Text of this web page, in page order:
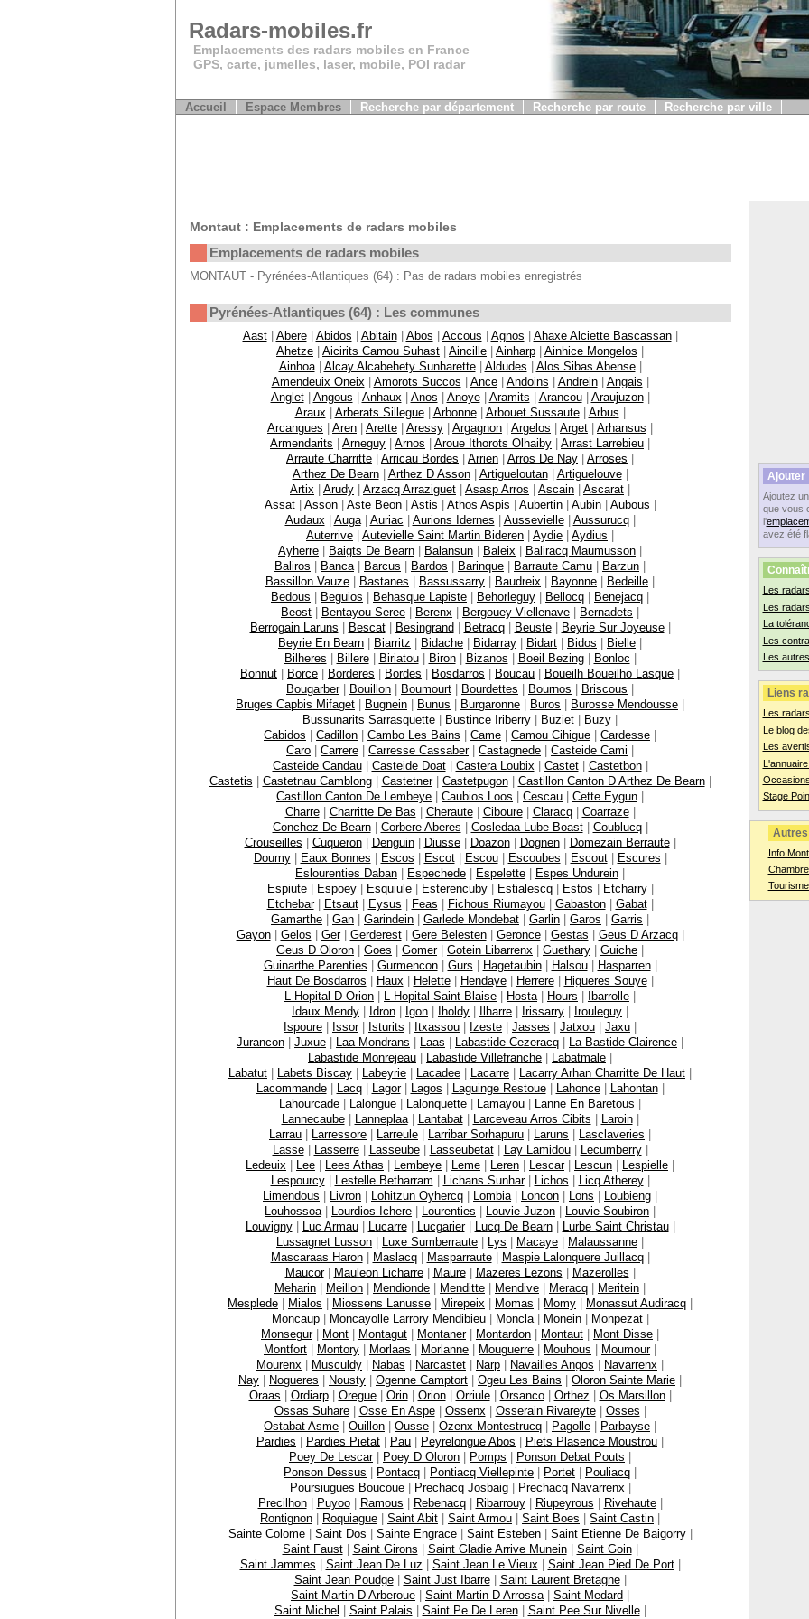
Radars-mobiles.fr
Emplacements des radars mobiles en France
GPS, carte, jumelles, laser, mobile, POI radar
Accueil Espace Membres Recherche par département Recherche par route Recherche par ville
Ajouter
Ajoutez un
que vous
l'
avez été
Les
Les
La
Les
Les
Liens
Les
Le blog
Les
Stage
Info
Montaut : Emplacements de radars mobiles
Emplacements de radars mobiles
MONTAUT - Pyrénées-Atlantiques (64) : Pas de radars mobiles enregistrés
Pyrénées-Atlantiques (64) : Les communes
Aast| Abere| Abidos | Abitain| Abos | Accous | Agnos | Ahaxe Alciette Bascassan|
Ahetze | Aicirits Camou Suhast | Aincille | Ainharp | Ainhice Mongelos |
Ainhoa| Alcay Alcabehety Sunharette| Aldudes | Alos Sibas Abense|
Amendeuix Oneix | Amorots Succos | Ance| Andoins | Andrein| Angais |
Anglet| Angous | Anhaux | Anos | Anoye| Aramits | Arancou| Araujuzon|
Araux | Arberats Sillegue| Arbonne| Arbouet Sussaute| Arbus |
Arcangues | Aren | Arette | Aressy | Argagnon | Argelos | Arget | Arhansus |
Armendarits | Arneguy | Arnos | Aroue Ithorots Olhaiby | Arrast Larrebieu |
Arraute Charritte | Arricau Bordes | Arrien | Arros De Nay | Arroses |
Arthez De Bearn| Arthez D Asson| Artigueloutan| Artiguelouve|
Artix | Arudy | Arzacq Arraziguet | Asasp Arros | Ascain | Ascarat |
Assat| Asson| Aste Beon| Astis | Athos Aspis | Aubertin| Aubin| Aubous |
Audaux | Auga| Auriac | Aurions Idernes | Aussevielle| Aussurucq|
Auterrive | Autevielle Saint Martin Bideren | Aydie | Aydius |
Ayherre | Baigts De Bearn | Balansun | Baleix | Baliracq Maumusson |
Baliros | Banca | Barcus | Bardos | Barinque | Barraute Camu | Barzun |
Bassillon Vauze | Bastanes | Bassussarry | Baudreix | Bayonne | Bedeille |
Bedous | Beguios | Behasque Lapiste | Behorleguy | Bellocq | Benejacq |
Beost | Bentayou Seree | Berenx | Bergouey Viellenave | Bernadets |
Berrogain Laruns | Bescat| Besingrand| Betracq| Beuste| Beyrie Sur Joyeuse|
Beyrie En Bearn | Biarritz | Bidache | Bidarray | Bidart | Bidos | Bielle |
Bilheres | Billere| Biriatou| Biron| Bizanos | Boeil Bezing| Bonloc |
Bonnut | Borce | Borderes | Bordes | Bosdarros | Boucau | Boueilh Boueilho Lasque |
Bougarber| Bouillon | Boumourt | Bourdettes | Bournos | Briscous |
Bruges Capbis Mifaget | Bugnein | Bunus | Burgaronne | Buros | Burosse Mendousse |
Bussunarits Sarrasquette | Bustince Iriberry | Buziet | Buzy |
Cabidos | Cadillon | Cambo Les Bains | Came | Camou Cihigue | Cardesse |
Caro | Carrere | Carresse Cassaber| Castagnede | Casteide Cami |
Casteide Candau| Casteide Doat| Castera Loubix | Castet| Castetbon|
Castetis | Castetnau Camblong| Castetner| Castetpugon| Castillon Canton D Arthez De Bearn|
Castillon Canton De Lembeye | Caubios Loos | Cescau | Cette Eygun |
Charre| Charritte De Bas | Cheraute| Ciboure| Claracq| Coarraze|
Conchez De Bearn| Corbere Aberes | Cosledaa Lube Boast| Coublucq|
Crouseilles | Cuqueron| Denguin| Diusse| Doazon| Dognen| Domezain Berraute|
Doumy| Eaux Bonnes | Escos | Escot| Escou| Escoubes | Escout| Escures |
Eslourenties Daban | Espechede | Espelette | Espes Undurein |
Espiute| Espoey| Esquiule| Esterencuby| Estialescq| Estos | Etcharry|
Etchebar| Etsaut| Eysus | Feas | Fichous Riumayou| Gabaston| Gabat|
Gamarthe | Gan | Garindein | Garlede Mondebat | Garlin | Garos | Garris |
Gayon| Gelos | Ger| Gerderest| Gere Belesten| Geronce| Gestas | Geus D Arzacq|
Geus D Oloron | Goes | Gomer| Gotein Libarrenx | Guethary | Guiche |
Guinarthe Parenties | Gurmencon| Gurs | Hagetaubin| Halsou| Hasparren|
Haut De Bosdarros | Haux | Helette| Hendaye| Herrere| Higueres Souye|
L Hopital D Orion | L Hopital Saint Blaise | Hosta | Hours | Ibarrolle |
Idaux Mendy | Idron | Igon | Iholdy | Ilharre | Irissarry | Irouleguy |
Ispoure | Issor| Isturits | Itxassou | Izeste | Jasses | Jatxou | Jaxu |
Jurancon | Juxue | Laa Mondrans | Laas | Labastide Cezeracq | La Bastide Clairence |
Labastide Monrejeau | Labastide Villefranche | Labatmale |
Labatut | Labets Biscay | Labeyrie | Lacadee | Lacarre | Lacarry Arhan Charritte De Haut |
Lacommande| Lacq| Lagor| Lagos | Laguinge Restoue| Lahonce| Lahontan|
Lahourcade | Lalongue | Lalonquette | Lamayou | Lanne En Baretous |
Lannecaube| Lanneplaa| Lantabat| Larceveau Arros Cibits | Laroin|
Larrau | Larressore | Larreule | Larribar Sorhapuru | Laruns | Lasclaveries |
Lasse| Lasserre| Lasseube| Lasseubetat| Lay Lamidou| Lecumberry|
Ledeuix | Lee | Lees Athas | Lembeye | Leme | Leren | Lescar| Lescun | Lespielle |
Lespourcy| Lestelle Betharram | Lichans Sunhar| Lichos | Licq Atherey|
Limendous | Livron | Lohitzun Oyhercq | Lombia | Loncon | Lons | Loubieng |
Louhossoa | Lourdios Ichere | Lourenties | Louvie Juzon | Louvie Soubiron |
Louvigny| Luc Armau| Lucarre| Lucgarier| Lucq De Bearn| Lurbe Saint Christau|
Lussagnet Lusson | Luxe Sumberraute | Lys | Macaye | Malaussanne |
Mascaraas Haron| Maslacq| Masparraute| Maspie Lalonquere Juillacq|
Maucor| Mauleon Licharre| Maure| Mazeres Lezons | Mazerolles |
Meharin | Meillon | Mendionde | Menditte | Mendive | Meracq | Meritein |
Mesplede | Mialos | Miossens Lanusse | Mirepeix | Momas | Momy | Monassut Audiracq |
Moncaup| Moncayolle Larrory Mendibieu| Moncla| Monein| Monpezat|
Monsegur| Mont | Montagut | Montaner| Montardon | Montaut | Mont Disse |
Montfort | Montory | Morlaas | Morlanne | Mouguerre | Mouhous | Moumour|
Mourenx | Musculdy | Nabas | Narcastet | Narp | Navailles Angos | Navarrenx |
Nay | Nogueres | Nousty | Ogenne Camptort | Ogeu Les Bains | Oloron Sainte Marie |
Oraas | Ordiarp| Oregue| Orin| Orion| Orriule| Orsanco| Orthez | Os Marsillon|
Ossas Suhare| Osse En Aspe| Ossenx | Osserain Rivareyte| Osses |
Ostabat Asme | Ouillon | Ousse | Ozenx Montestrucq | Pagolle | Parbayse |
Pardies | Pardies Pietat | Pau | Peyrelongue Abos | Piets Plasence Moustrou |
Poey De Lescar| Poey D Oloron | Pomps | Ponson Debat Pouts |
Ponson Dessus | Pontacq | Pontiacq Viellepinte | Portet | Pouliacq |
Poursiugues Boucoue| Prechacq Josbaig| Prechacq Navarrenx |
Precilhon| Puyoo| Ramous | Rebenacq| Ribarrouy| Riupeyrous | Rivehaute|
Rontignon | Roquiague | Saint Abit | Saint Armou | Saint Boes | Saint Castin |
Sainte Colome| Saint Dos | Sainte Engrace| Saint Esteben| Saint Etienne De Baigorry|
Saint Faust| Saint Girons | Saint Gladie Arrive Munein| Saint Goin|
Saint Jammes | Saint Jean De Luz | Saint Jean Le Vieux | Saint Jean Pied De Port|
Saint Jean Poudge| Saint Just Ibarre| Saint Laurent Bretagne|
Saint Martin D Arberoue | Saint Martin D Arrossa | Saint Medard |
Saint Michel | Saint Palais | Saint Pe De Leren| Saint Pee Sur Nivelle|